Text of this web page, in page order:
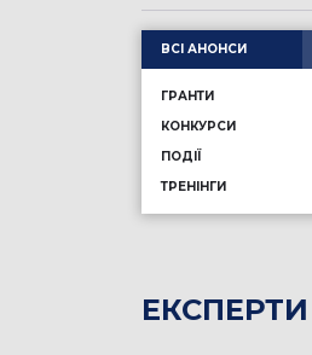
ВСІ АНОНСИ
ГРАНТИ
КОНКУРСИ
ПОДІЇ
ТРЕНІНГИ
ЕКСПЕРТИ